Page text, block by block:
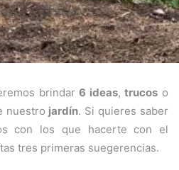
brindar6 ideas,trucos o
nuestro jardín. Si quieres saber
con los que hacerte con el
tres primeras suegerencias.